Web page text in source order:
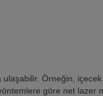
Örneğin, içecek
göre net lazer